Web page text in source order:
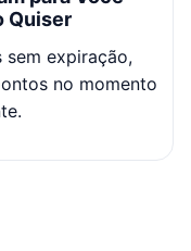
Quiser
expiração,
no momento